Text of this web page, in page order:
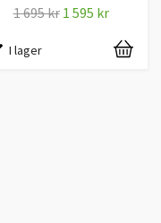
1 695 kr 1 595 kr
I lager